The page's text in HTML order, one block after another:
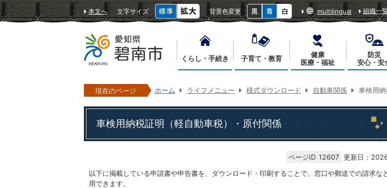
本文へ 文字サイズ 背景色変更 multilingual 組織一
くらし・手続き 子育て・教育
健康
医療・福祉
防災
安心・安
現在のページ ホーム ライフメニュー 様式ダウンロード 自動車関係 車検用
車検用納税証明（軽自動車税）・原付関係
ページID 12607 更新日：
以下に掲載している申請書や申告書を、ダウンロード・印刷することで、窓口や郵送での請求な
用できます。